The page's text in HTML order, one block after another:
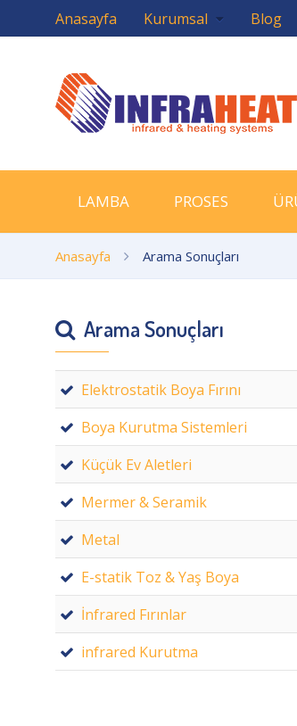
Anasayfa Kurumsal Blog
LAMBA PROSES
Anasayfa Arama Sonuçları
Arama Sonuçları
Elektrostatik Boya Fırını
Boya Kurutma Sistemleri
Küçük Ev Aletleri
Mermer & Seramik
Metal
E-statik Toz & Yaş Boya
İnfrared Fırınlar
infrared Kurutma